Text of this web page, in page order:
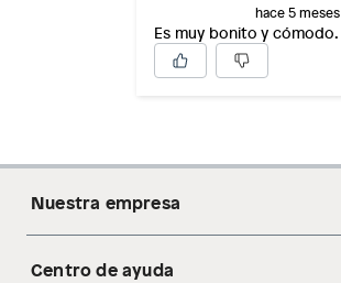
hace 5 meses
Es muy bonito y cómodo.
Nuestra empresa
Acerca de nosotros
Centro de ayuda